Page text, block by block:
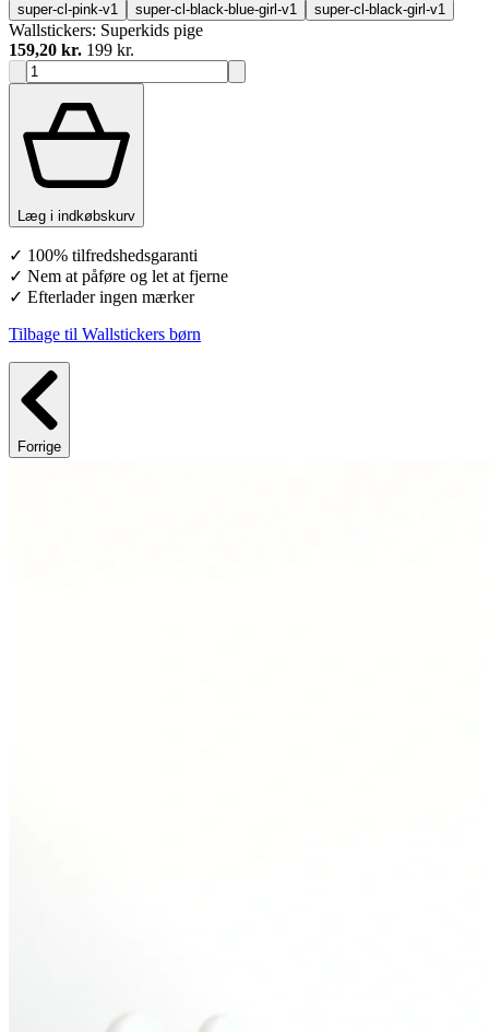
super-cl-pink-v1
super-cl-black-blue-girl-v1 super-cl-black-girl-v1
Wallstickers: Superkids pige
159,20 kr. 199 kr.
Læg i indkøbskurv
✓ 100% tilfredshedsgaranti
✓ Nem at påføre og let at fjerne
✓ Efterlader ingen mærker
Tilbage til Wallstickers børn
Forrige